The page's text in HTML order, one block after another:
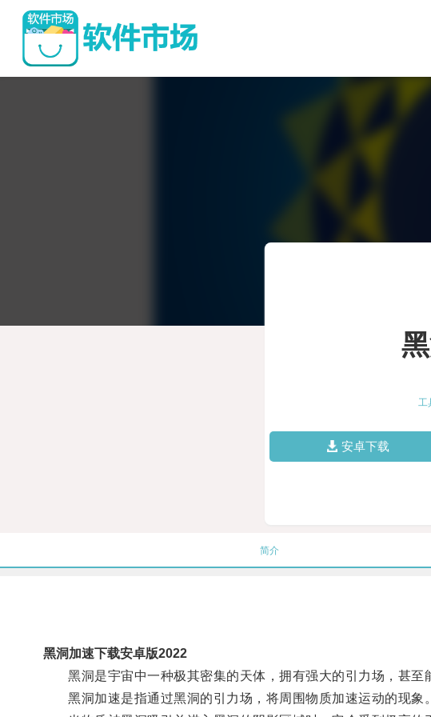
工
安卓下载
简介
黑洞加速下载安卓版2022
黑洞是宇宙中一种极其密集的天体，拥有强大的引力场，甚至
黑洞加速是指通过黑洞的引力场，将周围物质加速运动的现象。